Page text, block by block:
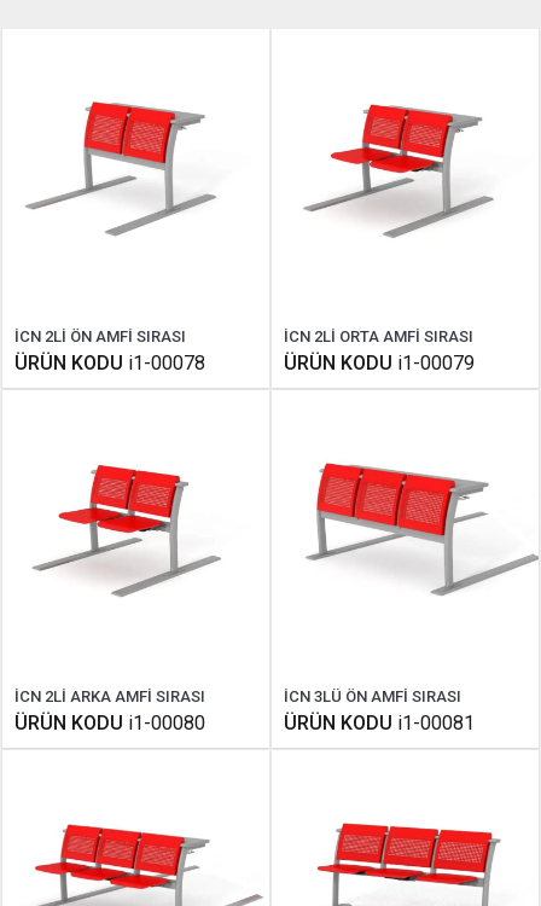
İCN 2Lİ ÖN AMFİ SIRASI
ÜRÜN KODU i1-00078
İCN 2Lİ ORTA AMFİ SIRASI
ÜRÜN KODU i1-00079
İCN 2Lİ ARKA AMFİ SIRASI
ÜRÜN KODU i1-00080
İCN 3LÜ ÖN AMFİ SIRASI
ÜRÜN KODU i1-00081